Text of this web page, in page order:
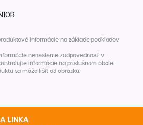
informácie na základe podkladov
nenesieme zodpovednosť. V
informácie na príslušnom obale
sa môže líšiť od obrázku.
LINKA